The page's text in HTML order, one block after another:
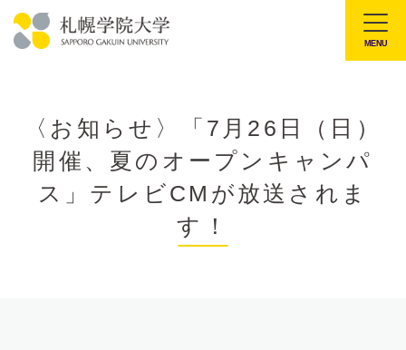
文
MENU
〈お知らせ〉「7月26日（日）
開催、夏のオープンキャンパ
ス」テレビCMが放送されま
す！